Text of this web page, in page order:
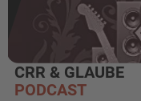
CRR & GLAUBE
PODCAST